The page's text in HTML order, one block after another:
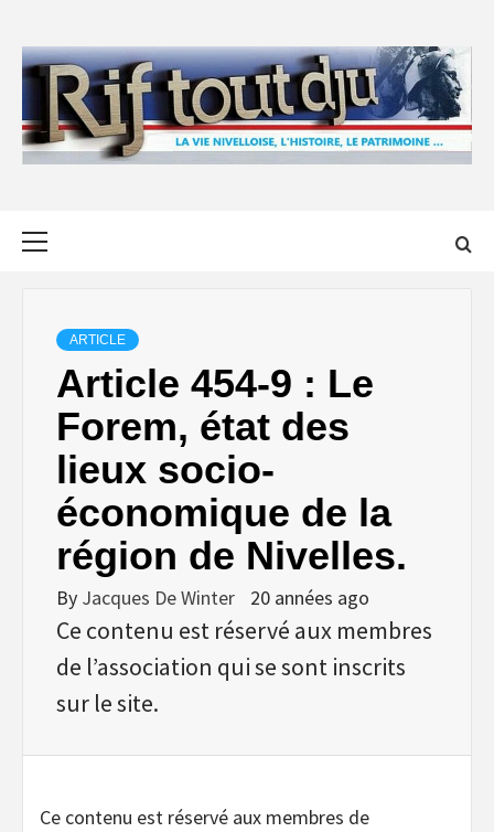
content
ARTICLE
Article 454-9 : Le
Forem, état des
lieux socio-
économique de la
région de Nivelles.
By Jacques De Winter 20 années ago
Ce contenu est réservé aux membres
de l’association qui se sont inscrits
sur le site.
Ce contenu est réservé aux membres de